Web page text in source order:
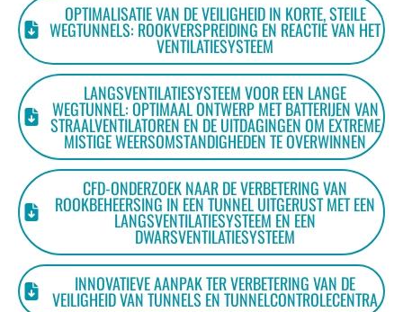
OPTIMALISATIE VAN DE VEILIGHEID IN KORTE, STEILE
WEGTUNNELS: ROOKVERSPREIDING EN REACTIE VAN HET
VENTILATIESYSTEEM
LANGSVENTILATIESYSTEEM VOOR EEN LANGE
WEGTUNNEL: OPTIMAAL ONTWERP MET BATTERIJEN VAN
STRAALVENTILATOREN EN DE UITDAGINGEN OM EXTREME
MISTIGE WEERSOMSTANDIGHEDEN TE OVERWINNEN
CFD-ONDERZOEK NAAR DE VERBETERING VAN
ROOKBEHEERSING IN EEN TUNNEL UITGERUST MET EEN
LANGSVENTILATIESYSTEEM EN EEN
DWARSVENTILATIESYSTEEM
INNOVATIEVE AANPAK TER VERBETERING VAN DE
VEILIGHEID VAN TUNNELS EN TUNNELCONTROLECENTRA